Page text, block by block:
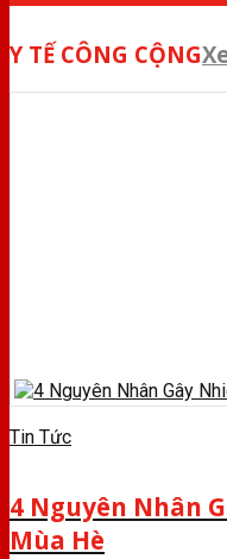
Y TẾ CÔNG CỘNG
Tin Tức
4 Nguyên Nhân
Mùa Hè